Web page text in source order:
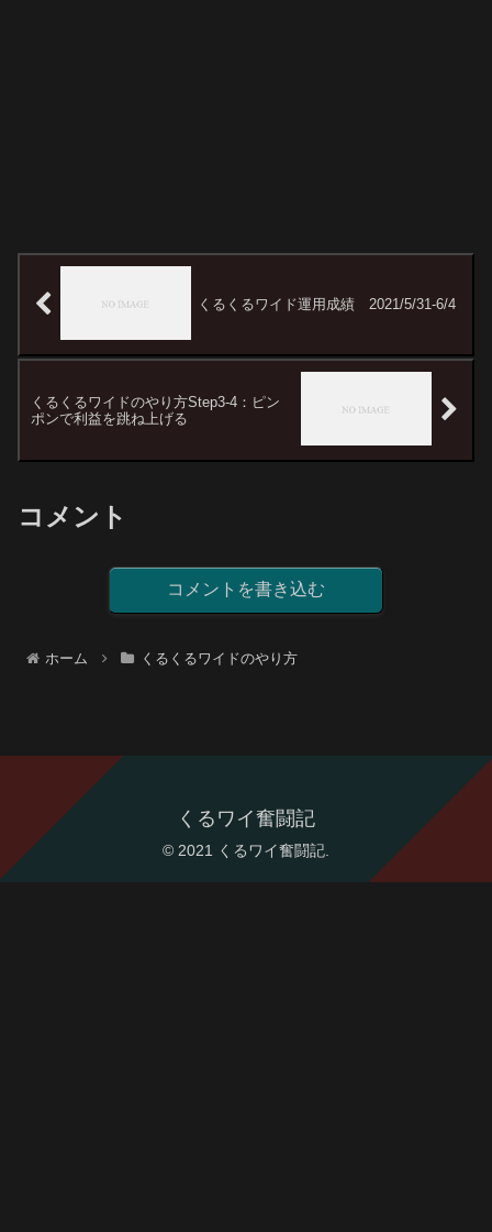
くるくるワイド運用成績 2021/5/31-6/4
くるくるワイドのやり方Step3-4：ピン
ポンで利益を跳ね上げる
コメント
コメントを書き込む
ホーム くるくるワイドのやり方
くるワイ奮闘記
© 2021 くるワイ奮闘記.